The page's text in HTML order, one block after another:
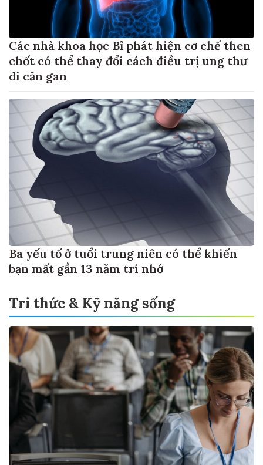
Các nhà khoa học Bỉ phát hiện cơ chế then
chốt có thể thay đổi cách điều trị ung thư
di căn gan
Ba yếu tố ở tuổi trung niên có thể khiến
bạn mất gần 13 năm trí nhớ
Tri thức & Kỹ năng sống